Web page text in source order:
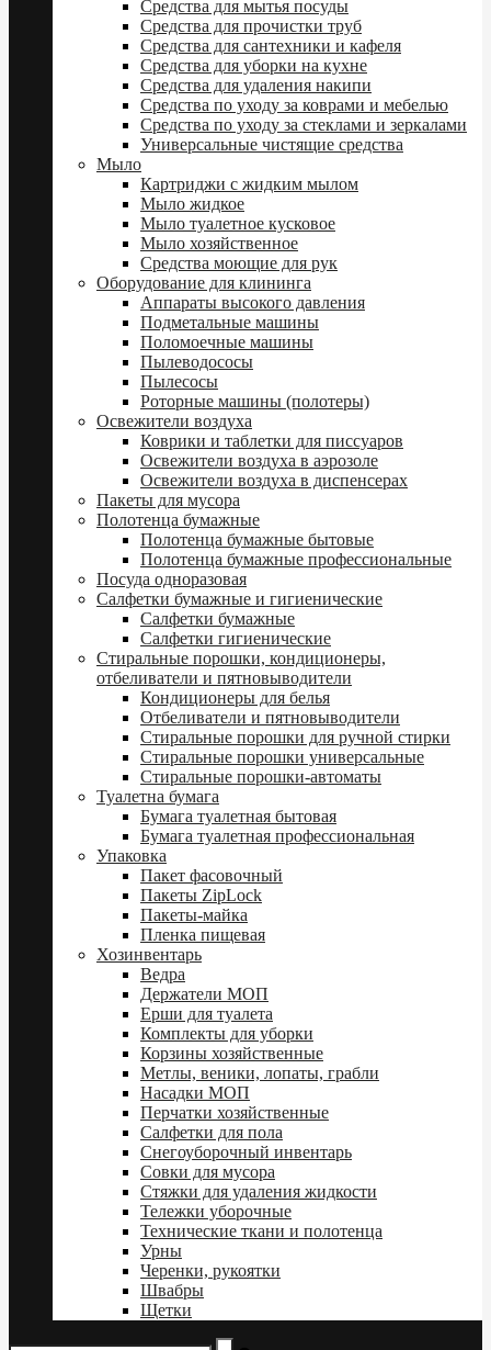
Средства для мытья посуды
Средства для прочистки труб
Средства для сантехники и кафеля
Средства для уборки на кухне
Средства для удаления накипи
Средства по уходу за коврами и мебелью
Средства по уходу за стеклами и зеркалами
Универсальные чистящие средства
Мыло
Картриджи с жидким мылом
Мыло жидкое
Мыло туалетное кусковое
Мыло хозяйственное
Средства моющие для рук
Оборудование для клининга
Аппараты высокого давления
Подметальные машины
Поломоечные машины
Пылеводососы
Пылесосы
Роторные машины (полотеры)
Освежители воздуха
Коврики и таблетки для писсуаров
Освежители воздуха в аэрозоле
Освежители воздуха в диспенсерах
Пакеты для мусора
Полотенца бумажные
Полотенца бумажные бытовые
Полотенца бумажные профессиональные
Посуда одноразовая
Салфетки бумажные и гигиенические
Салфетки бумажные
Салфетки гигиенические
Стиральные порошки, кондиционеры,
отбеливатели и пятновыводители
Кондиционеры для белья
Отбеливатели и пятновыводители
Стиральные порошки для ручной стирки
Стиральные порошки универсальные
Стиральные порошки-автоматы
Туалетна бумага
Бумага туалетная бытовая
Бумага туалетная профессиональная
Упаковка
Пакет фасовочный
Пакеты ZipLock
Пакеты-майка
Пленка пищевая
Хозинвентарь
Ведра
Держатели МОП
Ерши для туалета
Комплекты для уборки
Корзины хозяйственные
Метлы, веники, лопаты, грабли
Насадки МОП
Перчатки хозяйственные
Салфетки для пола
Снегоуборочный инвентарь
Совки для мусора
Стяжки для удаления жидкости
Тележки уборочные
Технические ткани и полотенца
Урны
Черенки, рукоятки
Швабры
Щетки